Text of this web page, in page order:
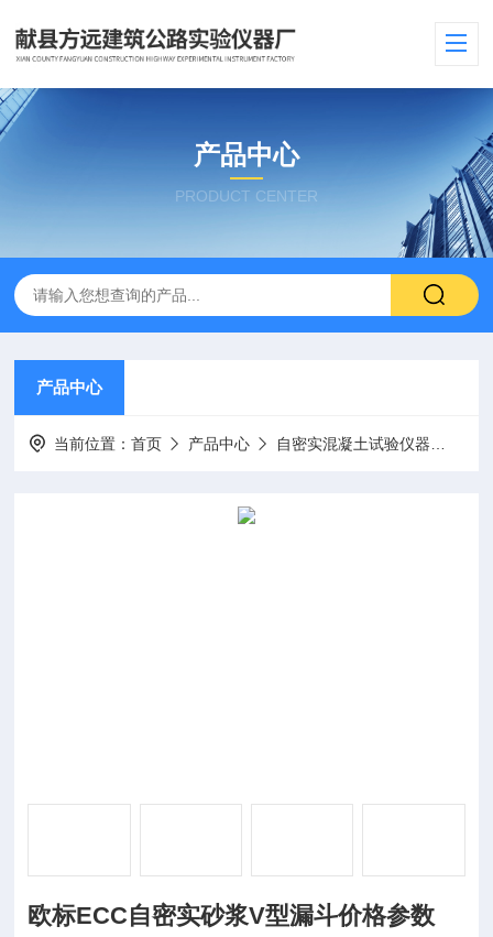
产品中心
PRODUCT CENTER
产品中心
当前位置：首页 产品中心 自密实混凝土试验仪器
欧标ECC自密实砂浆V型漏斗价格参数